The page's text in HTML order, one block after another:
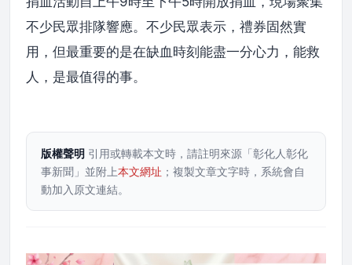
不少民眾排隊響應。不少民眾表示，禮券固然實
用，但最重要的是在缺血時刻能盡一分心力，能救
人，是最值得的事。
版權聲明 引用或轉載本文時，請註明來源「彰化人彰化
事新聞」並附上本文網址 ；複製文章文字時，系統會自
動加入原文連結。